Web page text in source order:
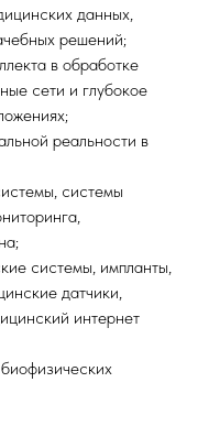
данных,
решений;
в обработке
сети и глубокое
реальности в
системы
системы, импланты,
датчики,
интернет